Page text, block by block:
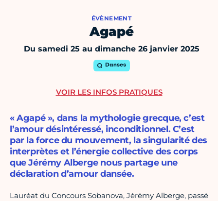
ÉVÈNEMENT
Agapé
Du samedi 25 au dimanche 26 janvier 2025
Danses
« Agapé », dans la mythologie grecque, c’est
l’amour désintéressé, inconditionnel. C’est
par la force du mouvement, la singularité des
interprètes et l’énergie collective des corps
que Jérémy Alberge nous partage une
déclaration d’amour dansée.
Lauréat du Concours Sobanova, Jérémy Alberge, passé
VOIR LES INFOS PRATIQUES